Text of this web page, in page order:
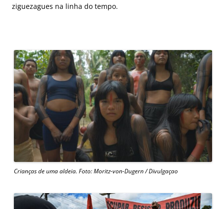
ziguezagues na linha do tempo.
Crianças de uma aldeia. Foto: Moritz-von-Dugern / Divulgaçao